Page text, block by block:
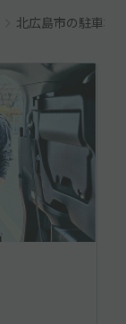
北広島市の駐車場